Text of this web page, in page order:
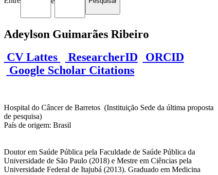
Adeylson Guimarães Ribeiro
CV Lattes
ResearcherID
ORCID
Google Scholar Citations
Hospital do Câncer de Barretos (Instituição Sede da última proposta
de pesquisa)
País de origem: Brasil
Doutor em Saúde Pública pela Faculdade de Saúde Pública da
Universidade de São Paulo (2018) e Mestre em Ciências pela
Universidade Federal de Itajubá (2013). Graduado em Medicina